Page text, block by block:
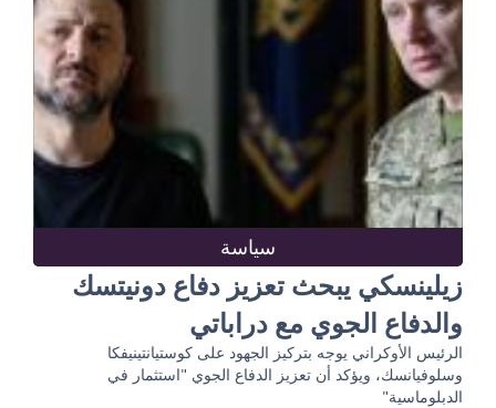
سياسة
زيلينسكي يبحث تعزيز دفاع دونيتسك
والدفاع الجوي مع دراباتي
الرئيس الأوكراني يوجه بتركيز الجهود على كوستيانتينيفكا
وسلوفيانسك، ويؤكد أن تعزيز الدفاع الجوي "استثمار في
الدبلوماسية"